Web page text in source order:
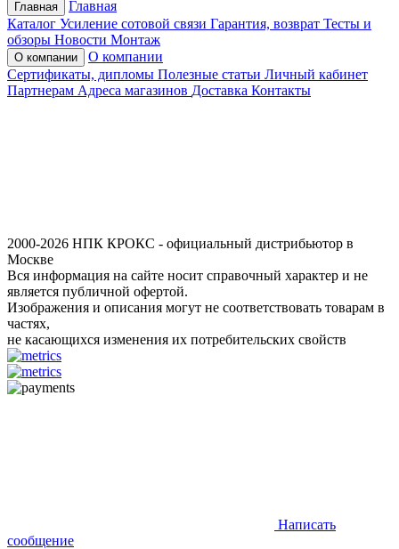
Главная
Главная
Каталог Усиление сотовой связи Гарантия, возврат Тесты и
обзоры Новости Монтаж
О компании
О компании
Сертификаты, дипломы Полезные статьи Личный кабинет
Партнерам Адреса магазинов Доставка Контакты
2000-2026 НПК КРОКС - официальный дистрибьютор в
Москве
Вся информация на сайте носит справочный характер и не
является публичной офертой.
Изображения и описания могут не соответствовать товарам в
частях,
не касающихся изменения их потребительских свойств
Написать
сообщение